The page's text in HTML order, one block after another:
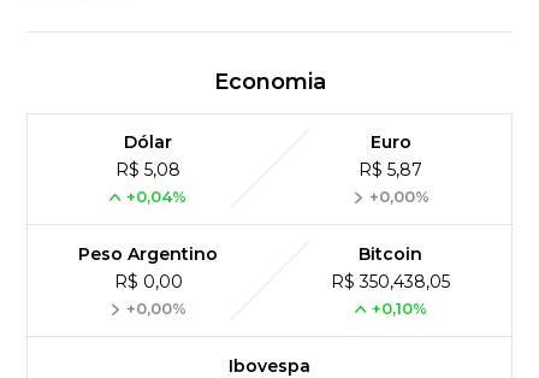
Economia
Dólar
R$ 5,08
+0,04%
Euro
R$ 5,87
+0,00%
Peso Argentino
R$ 0,00
+0,00%
Bitcoin
R$ 350,438,05
+0,10%
Ibovespa